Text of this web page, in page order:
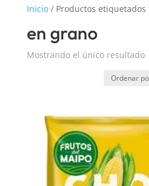
Inicio/ Productos etiquetados
en grano
Mostrando el único resultado